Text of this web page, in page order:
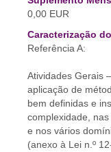
0,00 EUR
Caracterização
Referência A:
Atividades Gerais
aplicação de
bem definidas e
complexidade,
e nos vários
(anexo à Lei n.º